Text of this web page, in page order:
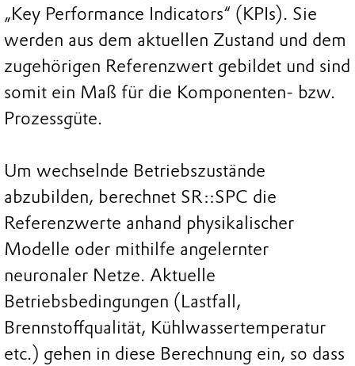
„Key Performance Indicators“ (KPIs). Sie
werden aus dem aktuellen Zustand und dem
zugehörigen Referenzwert gebildet und sind
somit ein Maß für die Komponenten- bzw.
Prozessgüte.
Um wechselnde Betriebszustände
abzubilden, berechnet SR::SPC die
Referenzwerte anhand physikalischer
Modelle oder mithilfe angelernter
neuronaler Netze. Aktuelle
Betriebsbedingungen (Lastfall,
Brennstoffqualität, Kühlwassertemperatur
etc.) gehen in diese Berechnung ein, so dass